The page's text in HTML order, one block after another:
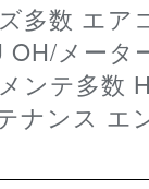
OH/メータ
ンテ多数
ナンス エ